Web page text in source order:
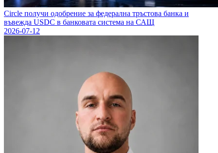
Circle получи одобрение за федерална тръстова банка и
въвежда USDC в банковата система на САЩ
2026-07-12